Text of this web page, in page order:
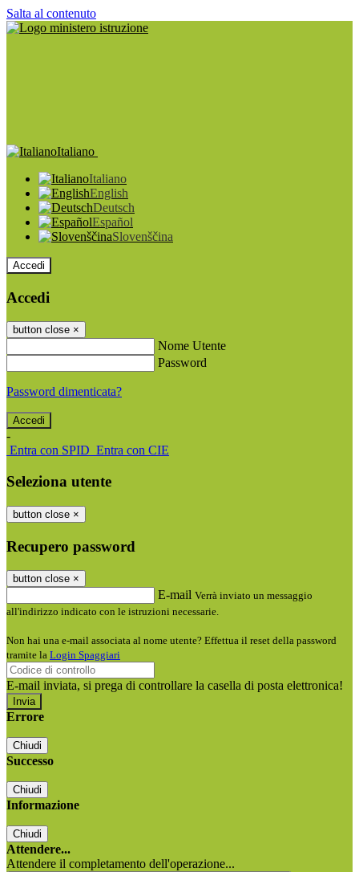
Salta al contenuto
Italiano
Italiano
English
Deutsch
Español
Slovenščina
Accedi
Accedi
button close ×
Nome Utente
Password
Password dimenticata?
-
Entra con SPID Entra con CIE
Seleziona utente
button close ×
Recupero password
button close ×
E-mail Verrà inviato un messaggio
all'indirizzo indicato con le istruzioni necessarie.
Non hai una e-mail associata al nome utente? Effettua il reset della password
tramite la Login Spaggiari
E-mail inviata, si prega di controllare la casella di posta elettronica!
Errore
Chiudi
Successo
Chiudi
Informazione
Chiudi
Attendere...
Attendere il completamento dell'operazione...